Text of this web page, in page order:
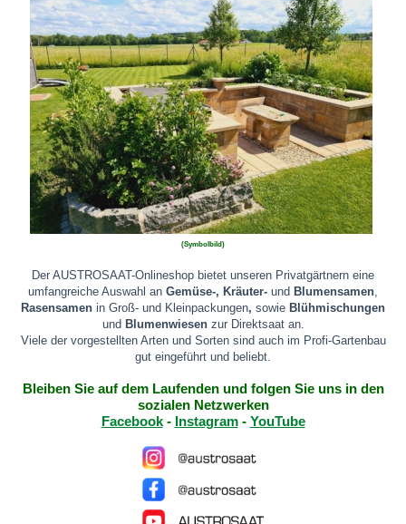
(Symbolbild)
Der AUSTROSAAT-Onlineshop bietet unseren Privatgärtnern eine
umfangreiche Auswahl an Gemüse-, Kräuter- und Blumensamen,
Rasensamen in Groß- und Kleinpackungen, sowie Blühmischungen
und Blumenwiesenzur Direktsaat an.
Viele der vorgestellten Arten und Sorten sind auch im Profi-Gartenbau
gut eingeführt und beliebt.
Bleiben Sie auf dem Laufenden und folgen Sie uns in den
sozialen Netzwerken
Facebook- Instagram- YouTube